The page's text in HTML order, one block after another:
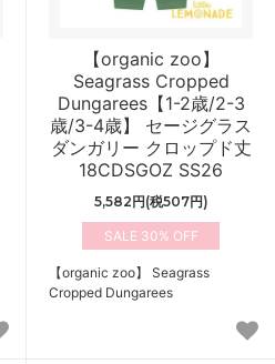
【organic zoo】
Seagrass Cropped
Dungarees【1-2歳/2-3
歳/3-4歳】 セージグラス
ダンガリー クロップド丈
18CDSGOZ SS26
5,582円(税507円)
30%
【organic zoo】 Seagrass
Cropped Dungarees